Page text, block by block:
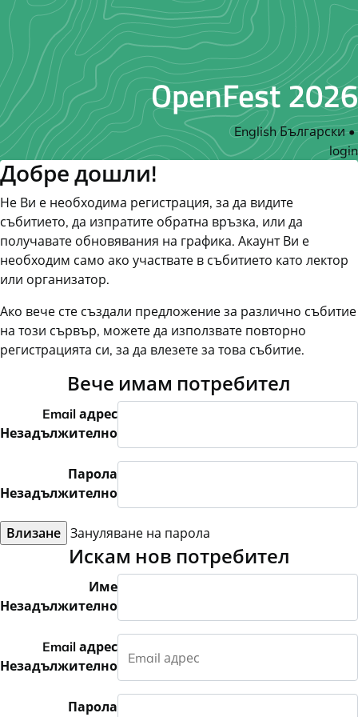
OpenFest 2026
English Български•
login
Добре дошли!
Не Ви е необходима регистрация, за да видите
събитието, да изпратите обратна връзка, или да
получавате обновявания на графика. Акаунт Ви е
необходим само ако участвате в събитието като лектор
или организатор.
Ако вече сте създали предложение за различно събитие
на този сървър, можете да използвате повторно
регистрацията си, за да влезете за това събитие.
Вече имам потребител
Email адрес
Незадължително
Парола
Незадължително
Влизане Зануляване на парола
Искам нов потребител
Име
Незадължително
Email адрес
Незадължително
Парола